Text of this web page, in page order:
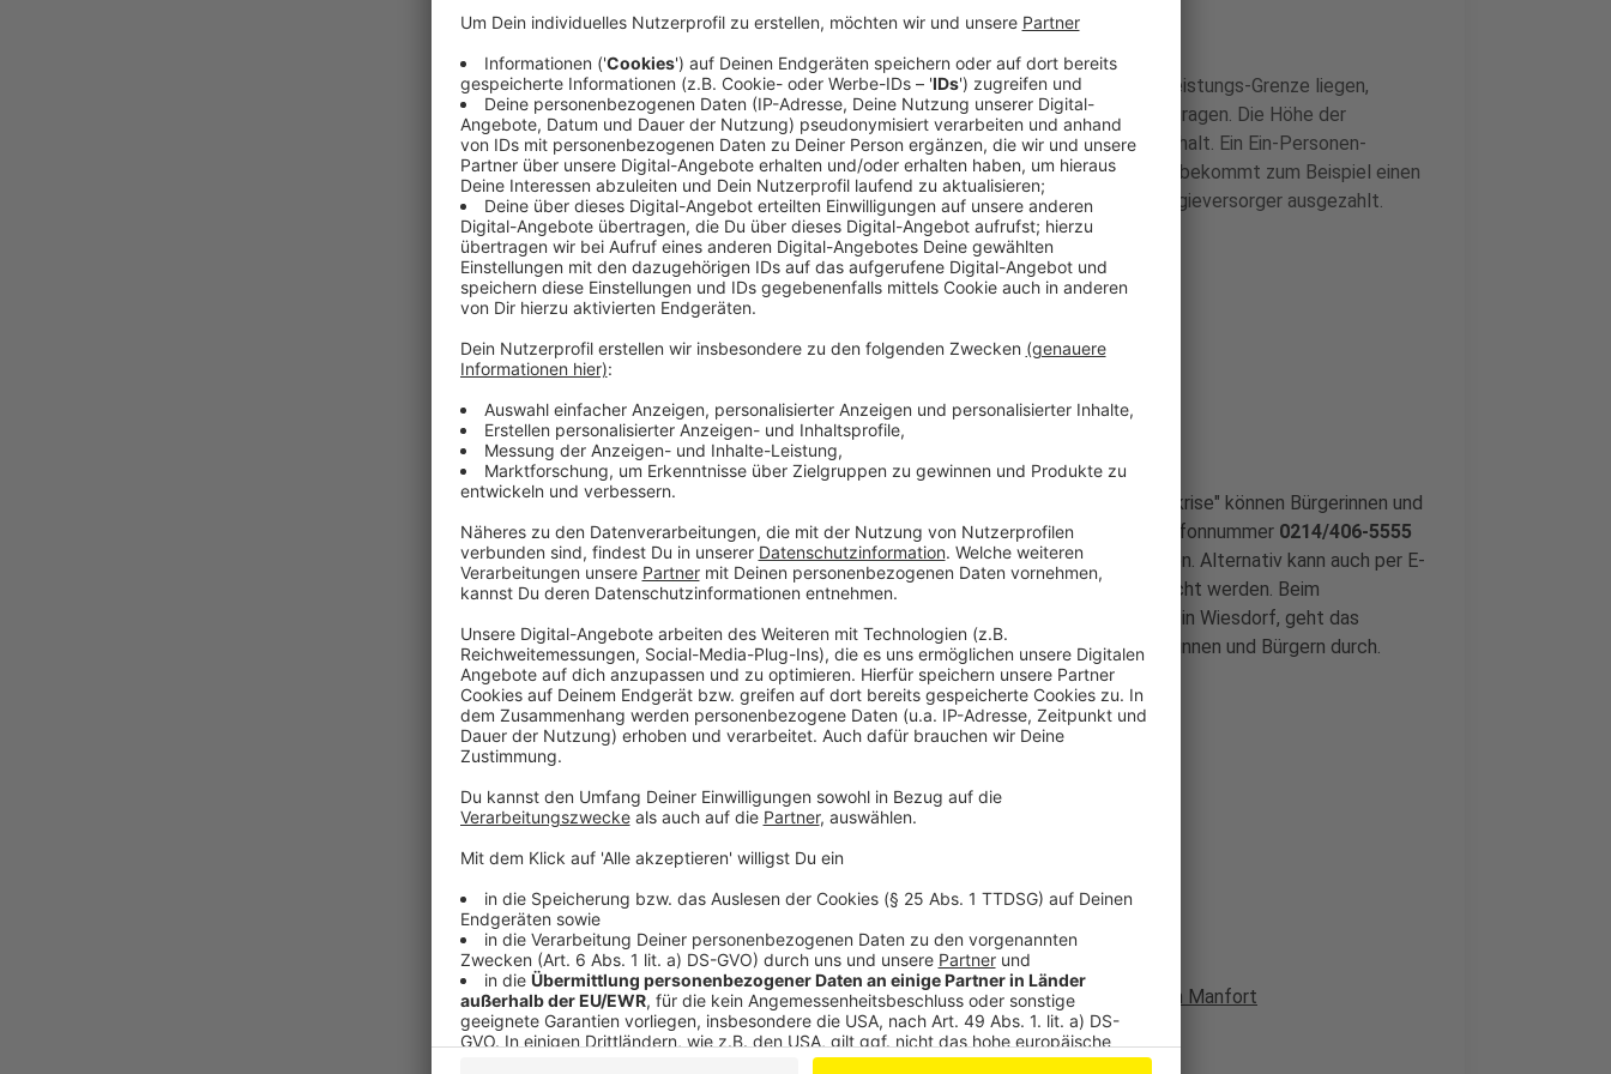
Bis Ende August können Leverkusener, die knapp über der Sozialleistungs-Grenze liegen,
finanzielle Unterstützung für ihre Energiekostenabrechnung beantragen. Die Höhe der
Unterstützung richtet sich nach der Anzahl der Personen im Haushalt. Ein Ein-Personen-
Haushalt, der nicht mehr als 1.600 Euro netto monatlich verdient, bekommt zum Beispiel einen
einmaligen Zuschuss von 150 Euro. Die werden direkt an den Energieversorger ausgezahlt.
Anzeige
Anzeige
Über das städtische Bürgertelefon "Unterstützung in der Energiekrise" können Bürgerinnen und
Bürger montags bis freitags von 8.00 bis 16.30 Uhr unter der Telefonnummer 0214/406-5555
einen Termin mit dem Lotsenteam zur Antragsstellung vereinbaren. Alternativ kann auch per E-
Mail anstaerkungspakt@stadt.leverkusen.de
ein Termin gebucht werden. Beim
persönlichen Termin in den Wiesdorfer Arkaden, Hauptstraße 105 in Wiesdorf, geht das
Lotsenteam alle Punkte des Antrages mit hilfesuchenden Bürgerinnen und Bürgern durch.
Anzeige
Anzeige
Polizeieinsatz in Leverkusen: Brutaler Überfall auf Fahrradfahrer in Manfort
Polizei Leverkusen braucht wieder einen neuen Chef